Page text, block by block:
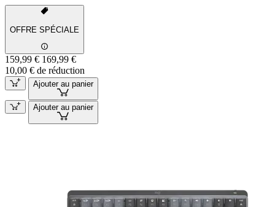
OFFRE SPÉCIALE
159,99 € 169,99 €
10,00 € de réduction
Ajouter au panier
Ajouter au panier